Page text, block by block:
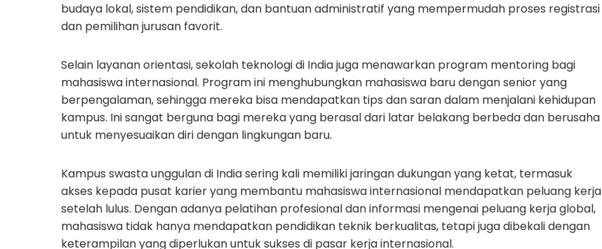
budaya lokal, sistem pendidikan, dan bantuan administratif yang mempermudah proses registrasi
dan pemilihan jurusan favorit.
Selain layanan orientasi, sekolah teknologi di India juga menawarkan program mentoring bagi
mahasiswa internasional. Program ini menghubungkan mahasiswa baru dengan senior yang
berpengalaman, sehingga mereka bisa mendapatkan tips dan saran dalam menjalani kehidupan
kampus. Ini sangat berguna bagi mereka yang berasal dari latar belakang berbeda dan berusaha
untuk menyesuaikan diri dengan lingkungan baru.
Kampus swasta unggulan di India sering kali memiliki jaringan dukungan yang ketat, termasuk
akses kepada pusat karier yang membantu mahasiswa internasional mendapatkan peluang kerja
setelah lulus. Dengan adanya pelatihan profesional dan informasi mengenai peluang kerja global,
mahasiswa tidak hanya mendapatkan pendidikan teknik berkualitas, tetapi juga dibekali dengan
keterampilan yang diperlukan untuk sukses di pasar kerja internasional.